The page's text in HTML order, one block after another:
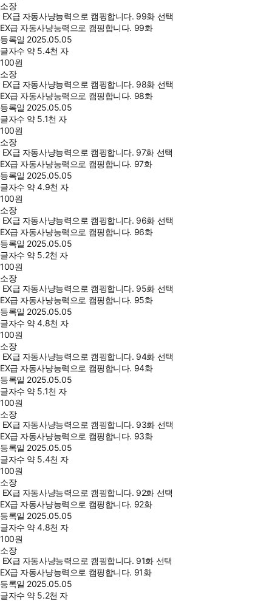
소장
EX급 자동사냥능력으로 캠핑합니다. 99화 선택
EX급 자동사냥능력으로 캠핑합니다. 99화
등록일 2025.05.05
글자수 약 5.4천 자
100원
소장
EX급 자동사냥능력으로 캠핑합니다. 98화 선택
EX급 자동사냥능력으로 캠핑합니다. 98화
등록일 2025.05.05
글자수 약 5.1천 자
100원
소장
EX급 자동사냥능력으로 캠핑합니다. 97화 선택
EX급 자동사냥능력으로 캠핑합니다. 97화
등록일 2025.05.05
글자수 약 4.9천 자
100원
소장
EX급 자동사냥능력으로 캠핑합니다. 96화 선택
EX급 자동사냥능력으로 캠핑합니다. 96화
등록일 2025.05.05
글자수 약 5.2천 자
100원
소장
EX급 자동사냥능력으로 캠핑합니다. 95화 선택
EX급 자동사냥능력으로 캠핑합니다. 95화
등록일 2025.05.05
글자수 약 4.8천 자
100원
소장
EX급 자동사냥능력으로 캠핑합니다. 94화 선택
EX급 자동사냥능력으로 캠핑합니다. 94화
등록일 2025.05.05
글자수 약 5.1천 자
100원
소장
EX급 자동사냥능력으로 캠핑합니다. 93화 선택
EX급 자동사냥능력으로 캠핑합니다. 93화
등록일 2025.05.05
글자수 약 5.4천 자
100원
소장
EX급 자동사냥능력으로 캠핑합니다. 92화 선택
EX급 자동사냥능력으로 캠핑합니다. 92화
등록일 2025.05.05
글자수 약 4.8천 자
100원
소장
EX급 자동사냥능력으로 캠핑합니다. 91화 선택
EX급 자동사냥능력으로 캠핑합니다. 91화
등록일 2025.05.05
글자수 약 5.2천 자